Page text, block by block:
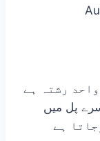
رشتہ ہے
پل میں